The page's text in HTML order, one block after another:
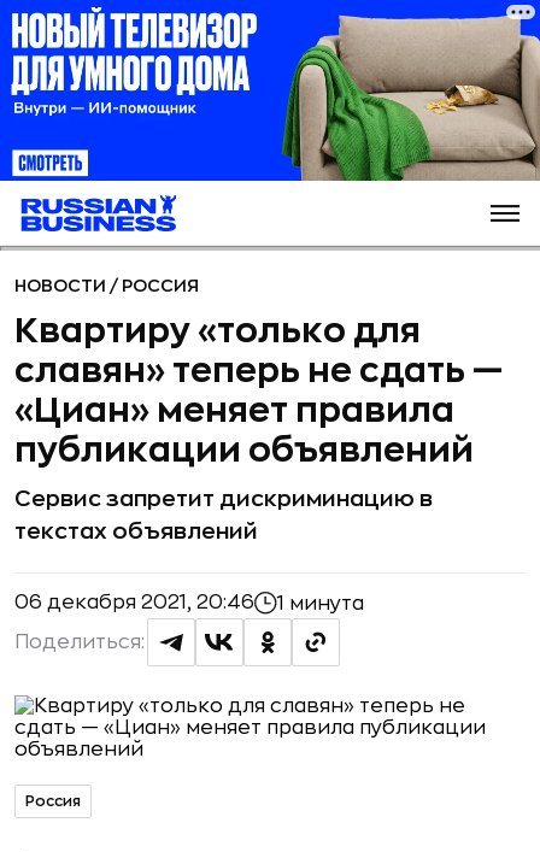
НОВОСТИ / РОССИЯ
Квартиру «только для
славян» теперь не сдать —
«Циан» меняет правила
публикации объявлений
Сервис запретит дискриминацию в
текстах объявлений
06 декабря 2021, 20:46 1 минута
Поделиться:
Россия